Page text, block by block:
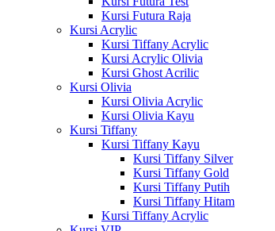
Kursi Futura Raja
Kursi Acrylic
Kursi Tiffany Acrylic
Kursi Acrylic Olivia
Kursi Ghost Acrilic
Kursi Olivia
Kursi Olivia Acrylic
Kursi Olivia Kayu
Kursi Tiffany
Kursi Tiffany Kayu
Kursi Tiffany Silver
Kursi Tiffany Gold
Kursi Tiffany Putih
Kursi Tiffany Hitam
Kursi Tiffany Acrylic